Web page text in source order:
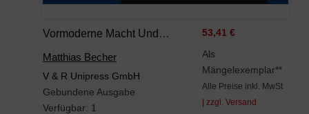
Vormoderne Macht Und Herrschaft: Geschlechterdimensionen Und Spannungsfelder
Matthias Becher
V & R Unipress GmbH
Gebundene Ausgabe
Verfügbar: 1
53,41 €
Als
Mängelexemplar**
Alle Preise inkl. MwSt
| zzgl. Versand